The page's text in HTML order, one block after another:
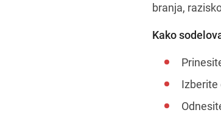
branja,
Kako
Izberite